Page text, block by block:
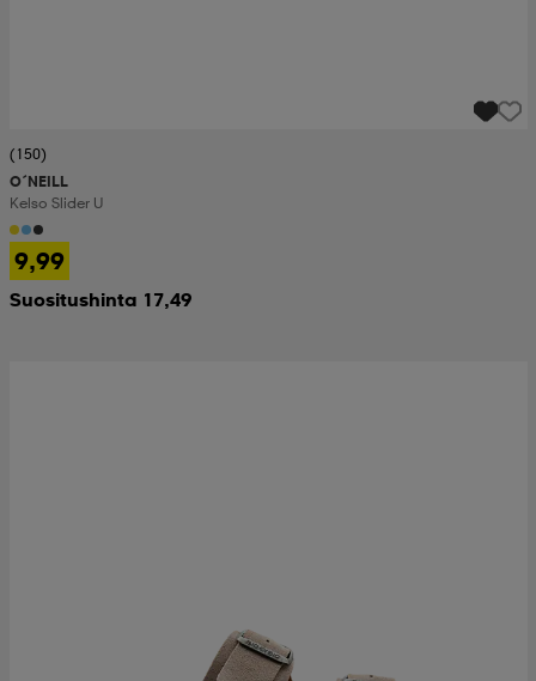
(150)
O´NEILL
Kelso Slider U
9,99
Suositushinta 17,49